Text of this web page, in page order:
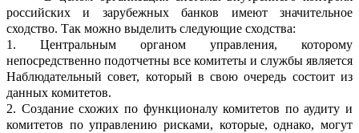
российских и зарубежных банков имеют значительное
сходство. Так можно выделить следующие сходства:
1.
Центральным органом управления, которому
непосредственно подотчетны все комитеты и службы является
Наблюдательный совет, который в свою очередь состоит из
данных комитетов.
2. Создание схожих по функционалу комитетов по аудиту и
комитетов по управлению рисками, которые, однако, могут